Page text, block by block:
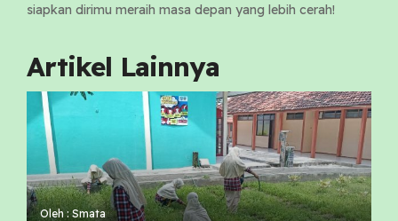
siapkan dirimu meraih masa depan yang lebih cerah!
Artikel Lainnya
Oleh : Smata